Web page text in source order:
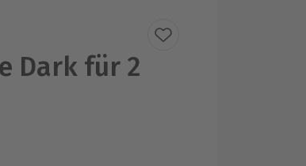
Dark für 2